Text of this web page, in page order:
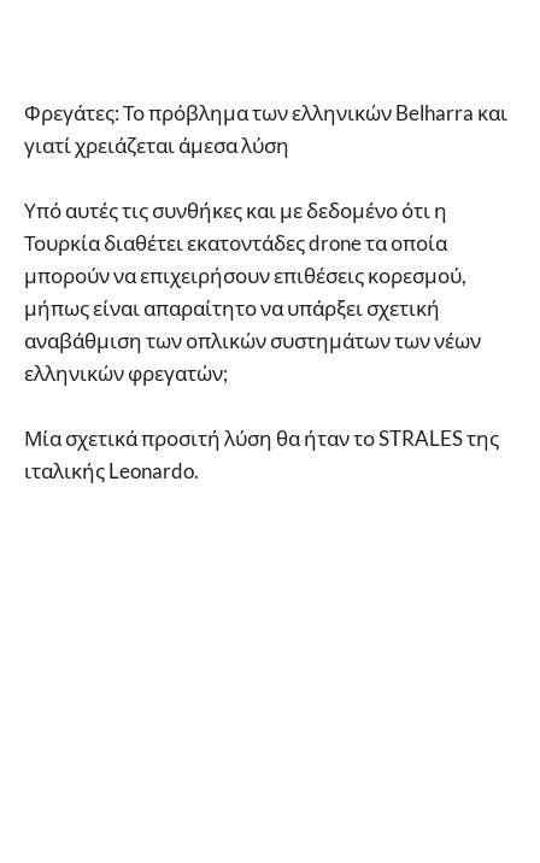
Φρεγάτες: Το πρόβλημα των ελληνικών Belharra και
γιατί χρειάζεται άμεσα λύση
Υπό αυτές τις συνθήκες και με δεδομένο ότι η
Τουρκία διαθέτει εκατοντάδες drone τα οποία
μπορούν να επιχειρήσουν επιθέσεις κορεσμού,
μήπως είναι απαραίτητο να υπάρξει σχετική
αναβάθμιση των οπλικών συστημάτων των νέων
ελληνικών φρεγατών;
Μία σχετικά προσιτή λύση θα ήταν το STRALES της
ιταλικής Leonardo.